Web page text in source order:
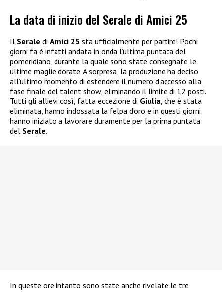
La data di inizio del Serale di Amici 25
Il Serale di Amici 25 sta ufficialmente per partire! Pochi
giorni fa è infatti andata in onda l’ultima puntata del
pomeridiano, durante la quale sono state consegnate le
ultime maglie dorate. A sorpresa, la produzione ha deciso
all’ultimo momento di estendere il numero d’accesso alla
fase finale del talent show, eliminando il limite di 12 posti.
Tutti gli allievi così, fatta eccezione di Giulia , che è stata
eliminata, hanno indossata la felpa d’oro e in questi giorni
hanno iniziato a lavorare duramente per la prima puntata
del Serale.
In queste ore intanto sono state anche rivelate le tre